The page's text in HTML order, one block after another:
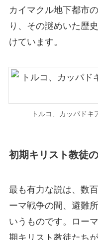
カイマクル地下都市
り、その謎めいた歴
けています。
トルコ、カッパド
初期キリスト教徒
最も有力な説は、数
ーマ戦争の間、避難
いうものです。ロー
期キリスト教徒たち